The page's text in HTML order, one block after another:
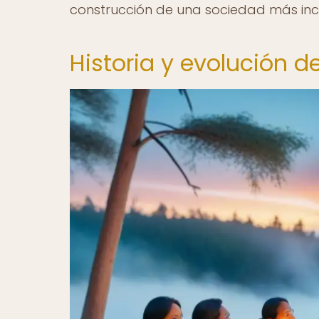
construcción de una sociedad más
Historia y evolución